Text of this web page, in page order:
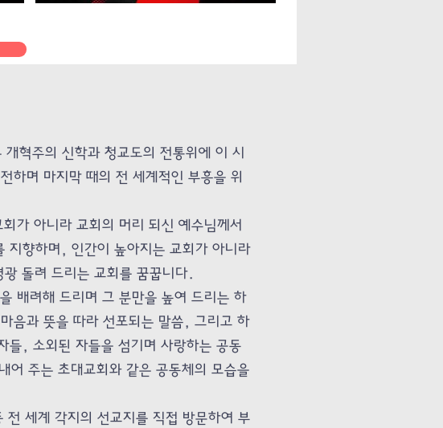
혁주의 신학과 청교도의 전통위에 이 시
하며 마지막 때의 전 세계적인 부흥을 위
가 아니라 교회의 머리 되신 예수님께서
지향하며, 인간이 높아지는 교회가 아니라
돌려 드리는 교회를 꿈꿉니다.
배려해 드리며 그 분만을 높여 드리는 하
음과 뜻을 따라 선포되는 말씀, 그리고 하
들, 소외된 자들을 섬기며 사랑하는 공동
어 주는 초대교회와 같은 공동체의 모습을
세계 각지의 선교지를 직접 방문하여 부